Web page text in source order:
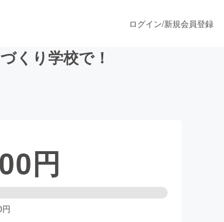
ファッション
ログイン/新規会員登録
くり学校で！
円